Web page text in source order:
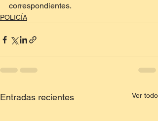
correspondientes.
POLICÍA
Entradas recientes Ver todo